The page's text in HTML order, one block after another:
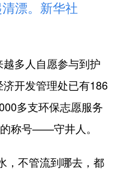
漂。新华社
多人自愿参与到护
开发管理处已有186
多支环保志愿服务
称号——守井人。
不管流到哪去，都